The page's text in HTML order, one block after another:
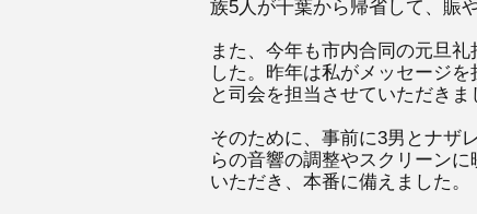
族5人が千葉から帰省して、賑
また、今年も市内合同の元旦
した。昨年は私がメッセージ
と司会を担当させていただきま
そのために、事前に3男とナザ
らの音響の調整やスクリーン
いただき、本番に備えました。